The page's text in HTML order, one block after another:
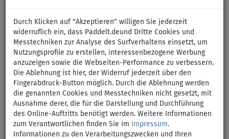
Durch Klicken auf "Akzeptieren" willigen Sie jederzeit
widerruflich ein, dass Paddelt.deund Dritte Cookies und
Messtechniken zur Analyse des Surfverhaltens einsetzt, um
Nutzungsprofile zu erstellen, interessenbezogene Werbung
anzuzeigen sowie die Webseiten-Performance zu verbessern.
Die Ablehnung ist hier, der Widerruf jederzeit über den
Fingerabdruck-Button möglich. Durch die Ablehnung werden
die genannten Cookies und Messtechniken nicht gesetzt, mit
Ausnahme derer, die für die Darstellung und Durchführung
des Online-Auftritts benötigt werden. Weitere Informationen
zum Verantwortlichen finden Sie im
Impressum.
Informationen zu den Verarbeitungszwecken und Ihren
SUP GLADIATOR ELITE 11'4''
mit Carbon Paddel 2026 -
aufblasbares Stand Up Paddle
Board - Variante: Grund-Set